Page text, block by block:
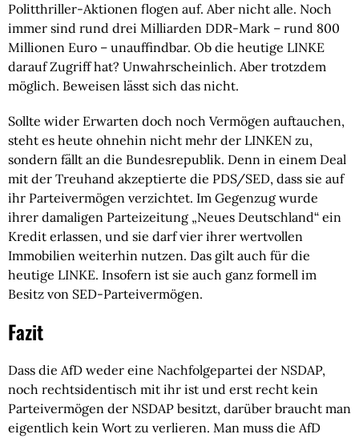
Politthriller-Aktionen flogen auf. Aber nicht alle. Noch
immer sind rund drei Milliarden DDR-Mark – rund 800
Millionen Euro – unauffindbar. Ob die heutige LINKE
darauf Zugriff hat? Unwahrscheinlich. Aber trotzdem
möglich. Beweisen lässt sich das nicht.
Sollte wider Erwarten doch noch Vermögen auftauchen,
steht es heute ohnehin nicht mehr der LINKEN zu,
sondern fällt an die Bundesrepublik. Denn in einem Deal
mit der Treuhand akzeptierte die PDS/SED, dass sie auf
ihr Parteivermögen verzichtet. Im Gegenzug wurde
ihrer damaligen Parteizeitung „Neues Deutschland“ ein
Kredit erlassen, und sie darf vier ihrer wertvollen
Immobilien weiterhin nutzen. Das gilt auch für die
heutige LINKE. Insofern ist sie auch ganz formell im
Besitz von SED-Parteivermögen.
Fazit
Dass die AfD weder eine Nachfolgepartei der NSDAP,
noch rechtsidentisch mit ihr ist und erst recht kein
Parteivermögen der NSDAP besitzt, darüber braucht man
eigentlich kein Wort zu verlieren. Man muss die AfD